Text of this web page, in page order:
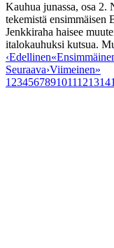
Kauhua junassa, osa 2.
tekemistä ensimmäisen
Jenkkiraha haisee
italokauhuksi kutsua.
‹Edellinen«
Seuraava›Viimeinen»
1 234567891011121314